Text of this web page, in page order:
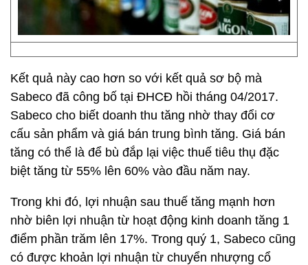
Kết quả này cao hơn so với kết quả sơ bộ mà
Sabeco đã công bố tại ĐHCĐ hồi tháng 04/2017.
Sabeco cho biết doanh thu tăng nhờ thay đổi cơ
cấu sản phẩm và giá bán trung bình tăng. Giá bán
tăng có thể là để bù đắp lại việc thuế tiêu thụ đặc
biệt tăng từ 55% lên 60% vào đầu năm nay.
Trong khi đó, lợi nhuận sau thuế tăng mạnh hơn
nhờ biên lợi nhuận từ hoạt động kinh doanh tăng 1
điểm phần trăm lên 17%. Trong quý 1, Sabeco cũng
có được khoản lợi nhuận từ chuyển nhượng cổ